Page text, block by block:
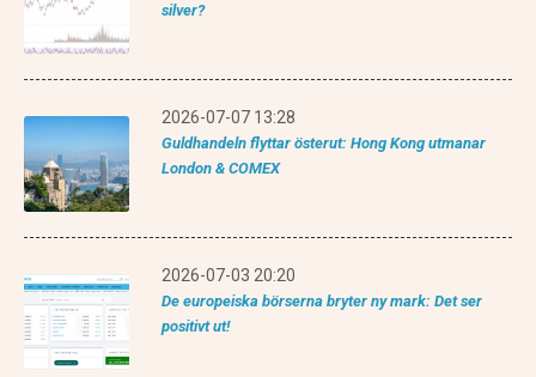
silver?
2026-07-07 13:28
Guldhandeln flyttar österut: Hong Kong utmanar
London & COMEX
2026-07-03 20:20
De europeiska börserna bryter ny mark: Det ser
positivt ut!